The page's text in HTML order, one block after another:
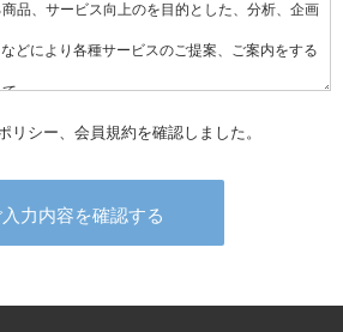
リシー、会員規約を確認しました。